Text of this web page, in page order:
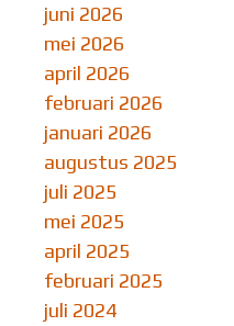
juni 2026
mei 2026
april 2026
februari 2026
januari 2026
augustus 2025
juli 2025
mei 2025
april 2025
februari 2025
juli 2024